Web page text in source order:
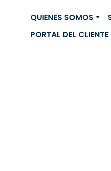
QUIENES SOMOS
PORTAL DEL CLIENTE